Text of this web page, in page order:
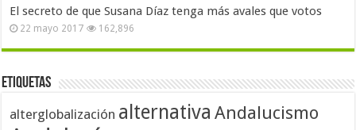
El secreto de que Susana Díaz tenga más avales que votos
22 mayo 2017 162,896
Etiquetas
alterglobalización alternativa Andalucismo